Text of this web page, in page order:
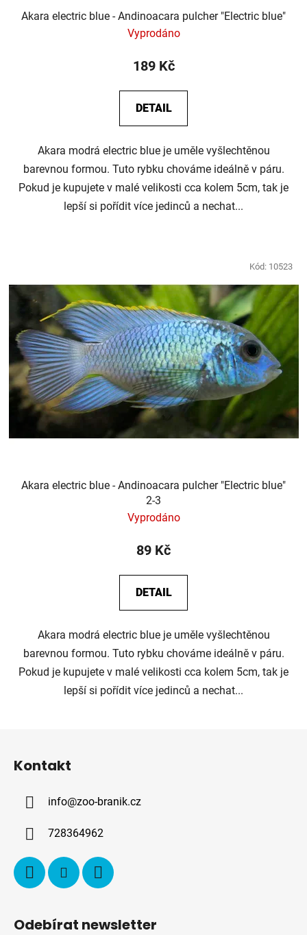
Akara electric blue - Andinoacara pulcher "Electric blue"
Vyprodáno
189 Kč
DETAIL
Akara modrá electric blue je uměle vyšlechtěnou
barevnou formou. Tuto rybku chováme ideálně v páru.
Pokud je kupujete v malé velikosti cca kolem 5cm, tak je
lepší si pořídit více jedinců a nechat...
Akara electric blue - Andinoacara pulcher "Electric blue"
2-3
Vyprodáno
89 Kč
DETAIL
Akara modrá electric blue je uměle vyšlechtěnou
barevnou formou. Tuto rybku chováme ideálně v páru.
Pokud je kupujete v malé velikosti cca kolem 5cm, tak je
lepší si pořídit více jedinců a nechat...
Kód: 10523
Kontakt
info@zoo-branik.cz
728364962
Odebírat newsletter